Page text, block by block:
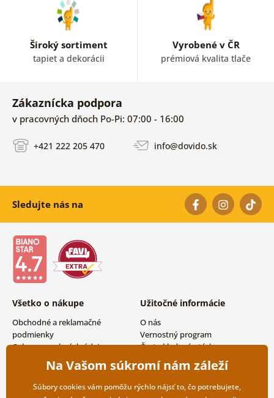
Široký sortiment
tapiet a dekorácii
Vyrobené v ČR
prémiová kvalita tlače
Zákaznícka podpora
v pracovných dňoch Po-Pi: 07:00 - 16:00
+421 222 205 470 info@dovido.sk
Sledujte nás na
Všetko o nákupe
Obchodné a reklamačné
podmienky
Ochrana osobných údajov
Možnosti dopravy a platby
Vrátenie tovaru
Užitočné informácie
O nás
Vernostný program
Často kladené otázky
Magazín
Kontakty
Veľkoobchodná spolupráca
Na Vašom súkromí nám záleží
Súbory cookies vám pomôžu rýchlo nájsť to, čo potrebujete,